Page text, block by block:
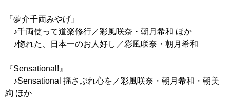
『夢介千両みやげ』
♪千両使って道楽修行／彩風咲奈・朝月希和 ほか
♪惚れた、日本一のお人好し／彩風咲奈・朝月希和
『Sensational!』
♪Sensational 揺さぶれ心を／彩風咲奈・朝月希和・朝美
絢 ほか